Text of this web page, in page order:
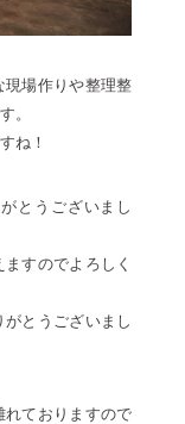
現場作りや整理整
。
ね！
とうございまし
すのでよろしく
とうございまし
ておりますので